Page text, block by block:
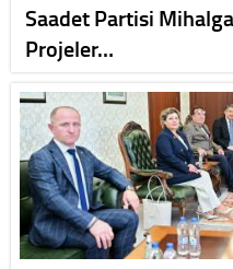
Saadet Partisi
Projeler…